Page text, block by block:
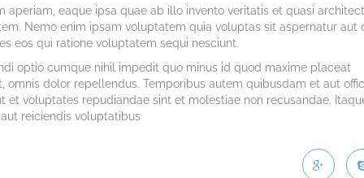
eaque ipsa quae ab illo invento veritatis et quasi
Nemo enim ipsam voluptatem quia voluptas sit aspernatur aut
eos qui ratione voluptatem sequi nesciunt.
optio cumque nihil impedit quo minus id quod maxime placeat
omnis dolor repellendus. Temporibus autem quibusdam et aut
et voluptates repudiandae sint et molestiae non recusandae.
reiciendis voluptatibus